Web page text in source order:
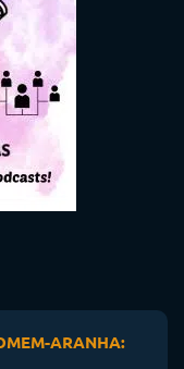
ARANHA: